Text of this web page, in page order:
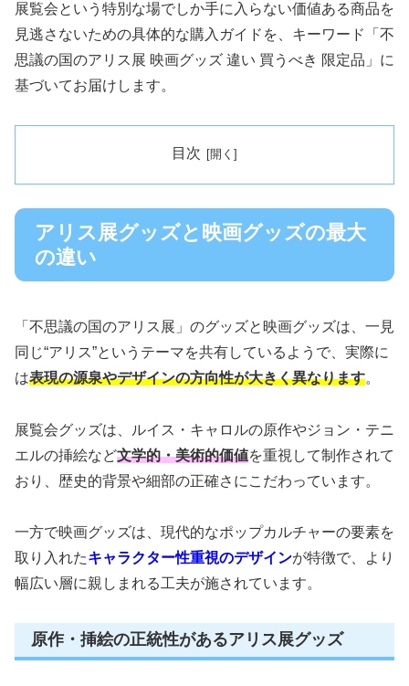
展覧会という特別な場でしか手に入らない価値ある商品を
見逃さないための具体的な購入ガイドを、キーワード「不
思議の国のアリス展 映画グッズ 違い 買うべき 限定品」に
基づいてお届けします。
目次
アリス展グッズと映画グッズの最大
の違い
「不思議の国のアリス展」のグッズと映画グッズは、一見
同じ“アリス”というテーマを共有しているようで、実際に
は表現の源泉やデザインの方向性が大きく異なります。
展覧会グッズは、ルイス・キャロルの原作やジョン・テニ
エルの挿絵など文学的・美術的価値を重視して制作されて
おり、歴史的背景や細部の正確さにこだわっています。
一方で映画グッズは、現代的なポップカルチャーの要素を
取り入れたキャラクター性重視のデザインが特徴で、より
幅広い層に親しまれる工夫が施されています。
原作・挿絵の正統性があるアリス展グッズ